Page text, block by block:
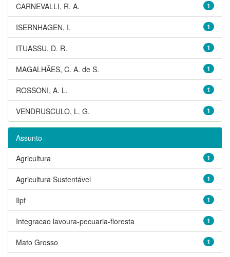
1
CARNEVALLI, R. A.
1
ISERNHAGEN, I.
1
ITUASSU, D. R.
1
MAGALHÃES, C. A. de S.
1
ROSSONI, A. L.
1
VENDRUSCULO, L. G.
Assunto
1
Agricultura
1
Agricultura Sustentável
1
Ilpf
1
Integracao lavoura-pecuaria-floresta
1
Mato Grosso